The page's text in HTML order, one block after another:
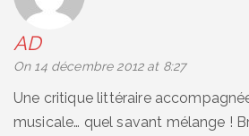
ADsays:
On 14 décembre 2012 at 8:27
Une critique littéraire
musicale… quel savant mélange !